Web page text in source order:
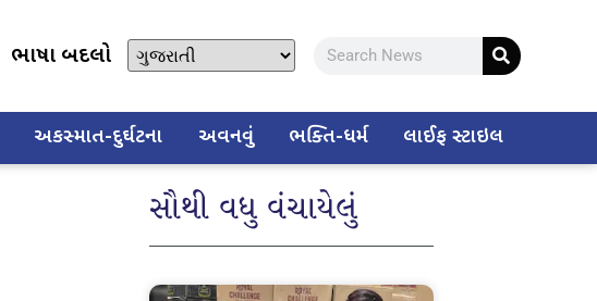
ભાષા બદલો
અકસ્માત-દુર્ઘટના અવનવું ભક્તિ-ધર્મ લાઈફ સ્ટાઇલ
સૌથી વધુ વંચાયેલું